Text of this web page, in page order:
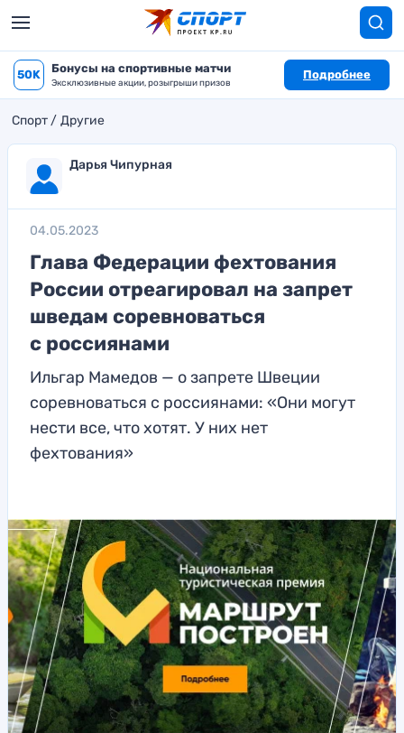
50K Бонусы на спортивные матчи
Эксклюзивные акции, розыгрыши призов
Подробнее
Спорт Другие
Дарья Чипурная
04.05.2023
Глава Федерации фехтования
России отреагировал на запрет
шведам соревноваться
с россиянами
Ильгар Мамедов — о запрете Швеции
соревноваться с россиянами: «Они могут
нести все, что хотят. У них нет
фехтования»